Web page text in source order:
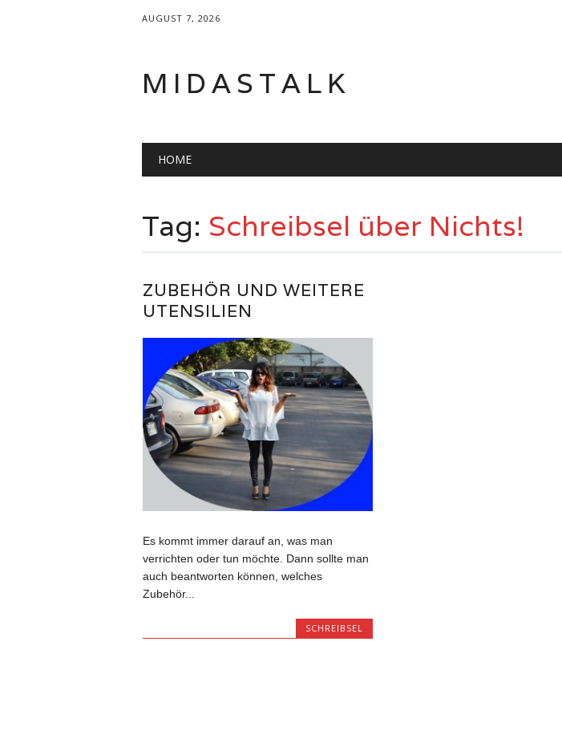
AUGUST 7, 2026
MIDASTALK
Main menu
HOME
Tag: Schreibsel über Nichts!
ZUBEHÖR UND WEITERE
UTENSILIEN
Es kommt immer darauf an, was man
verrichten oder tun möchte. Dann sollte man
auch beantworten können, welches
Zubehör...
SCHREIBSEL